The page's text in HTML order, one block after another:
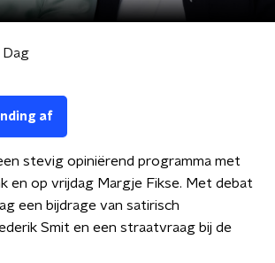
Dag
af
stevig opiniërend programma met
en op vrijdag Margje Fikse. Met debat
een bijdrage van satirisch
Smit en een straatvraag bij de